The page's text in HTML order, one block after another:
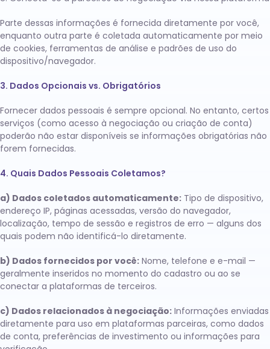
Parte dessas informações é fornecida diretamente por você,
enquanto outra parte é coletada automaticamente por meio
de cookies, ferramentas de análise e padrões de uso do
dispositivo/navegador.
3. Dados Opcionais vs. Obrigatórios
Fornecer dados pessoais é sempre opcional. No entanto, certos
serviços (como acesso à negociação ou criação de conta)
poderão não estar disponíveis se informações obrigatórias não
forem fornecidas.
4. Quais Dados Pessoais Coletamos?
a) Dados coletados automaticamente: Tipo de dispositivo,
endereço IP, páginas acessadas, versão do navegador,
localização, tempo de sessão e registros de erro — alguns dos
quais podem não identificá-lo diretamente.
b) Dados fornecidos por você: Nome, telefone e e-mail —
geralmente inseridos no momento do cadastro ou ao se
conectar a plataformas de terceiros.
c) Dados relacionados à negociação: Informações enviadas
diretamente para uso em plataformas parceiras, como dados
de conta, preferências de investimento ou informações para